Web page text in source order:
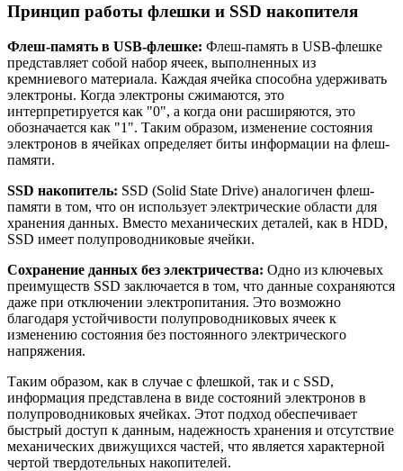
Принцип работы флешки и SSD накопителя
Флеш-память в USB-флешке: Флеш-память в USB-флешке
представляет собой набор ячеек, выполненных из
кремниевого материала. Каждая ячейка способна удерживать
электроны. Когда электроны сжимаются, это
интерпретируется как "0", а когда они расширяются, это
обозначается как "1". Таким образом, изменение состояния
электронов в ячейках определяет биты информации на флеш-
памяти.
SSD накопитель: SSD (Solid State Drive) аналогичен флеш-
памяти в том, что он использует электрические области для
хранения данных. Вместо механических деталей, как в HDD,
SSD имеет полупроводниковые ячейки.
Сохранение данных без электричества: Одно из ключевых
преимуществ SSD заключается в том, что данные сохраняются
даже при отключении электропитания. Это возможно
благодаря устойчивости полупроводниковых ячеек к
изменению состояния без постоянного электрического
напряжения.
Таким образом, как в случае с флешкой, так и с SSD,
информация представлена в виде состояний электронов в
полупроводниковых ячейках. Этот подход обеспечивает
быстрый доступ к данным, надежность хранения и отсутствие
механических движущихся частей, что является характерной
чертой твердотельных накопителей.